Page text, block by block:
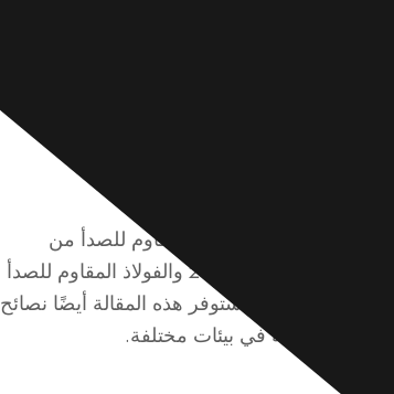
الفيزيائية للفولاذ المقاوم للصدأ من
السلسلة 300 بالتفصيل، ومقارنته بسلاسل أخرى مثل السلسلة 400 والسلسلة 200 والفولاذ المقاوم للصدأ
إلى ذلك، ستوفر هذه المقالة أيضًا نصائح